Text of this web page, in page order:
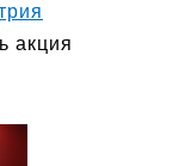
акция